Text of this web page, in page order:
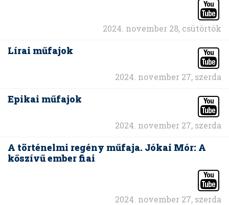
2024. november 28, csütörtök
Lírai műfajok
2024. november 27, szerda
Epikai műfajok
2024. november 27, szerda
A történelmi regény műfaja. Jókai Mór: A
kőszívű ember fiai
2024. november 27, szerda